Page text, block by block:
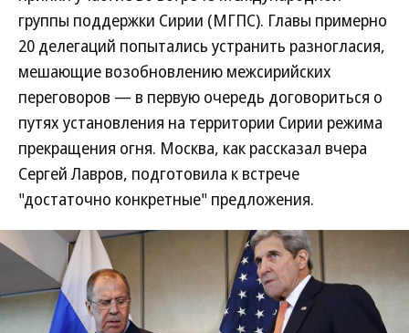
группы поддержки Сирии (МГПС). Главы примерно
20 делегаций попытались устранить разногласия,
мешающие возобновлению межсирийских
переговоров — в первую очередь договориться о
путях установления на территории Сирии режима
прекращения огня. Москва, как рассказал вчера
Сергей Лавров, подготовила к встрече
"достаточно конкретные" предложения.